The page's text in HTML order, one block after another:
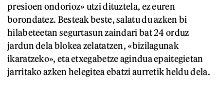
presioen ondorioz» utzi dituztela, ez euren
borondatez. Besteak beste, salatu du azken bi
hilabeteetan segurtasun zaindari bat 24 orduz
jardun dela blokea zelatatzen, «bizilagunak
ikaratzeko», eta etxegabetze agindua epaitegietan
jarritako azken helegitea ebatzi aurretik heldu dela.